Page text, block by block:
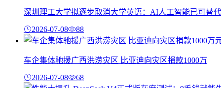
深圳理工大学拟逐步取消大学英语：AI人工智能已可替代
2026-07-08 88
车企集体驰援广西洪涝灾区 比亚迪向灾区捐款1000万
2026-07-08 68